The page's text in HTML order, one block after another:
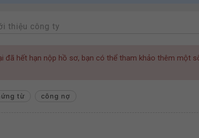
thiệu công ty
đã hết hạn nộp hồ sơ, bạn có thể tham khảo thêm một
từ công nợ